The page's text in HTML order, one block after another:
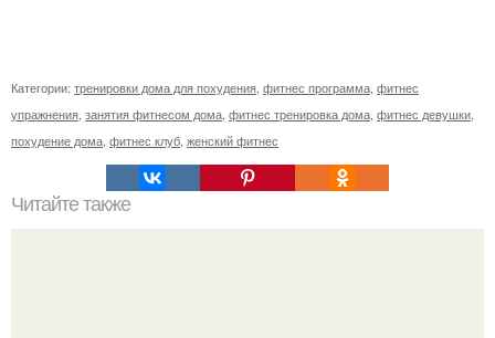
Категории: тренировки дома для похудения фитнес программа фитнес
упражнения занятия фитнесом дома фитнес тренировка дома фитнес девушки
похудение дома фитнес клуб женский фитнес
Читайте также